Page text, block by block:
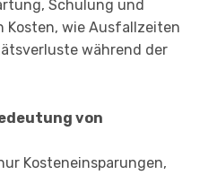
Schulung und
Kosten, wie Ausfallzeiten
während der
von
Kosteneinsparungen,